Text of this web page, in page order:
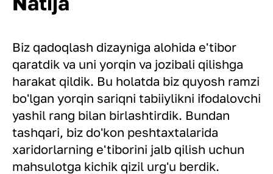
Biz qadoqlash dizayniga alohida e'tibor
qaratdik va uni yorqin va jozibali qilishga
harakat qildik. Bu holatda biz quyosh ramzi
bo'lgan yorqin sariqni tabiiylikni ifodalovchi
yashil rang bilan birlashtirdik. Bundan
tashqari, biz do'kon peshtaxtalarida
xaridorlarning e'tiborini jalb qilish uchun
mahsulotga kichik qizil urg'u berdik.